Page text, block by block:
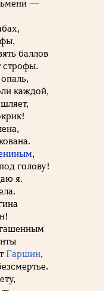
—
баллов
строфы.
каждой,
,
голову!
я.
Гаршин,